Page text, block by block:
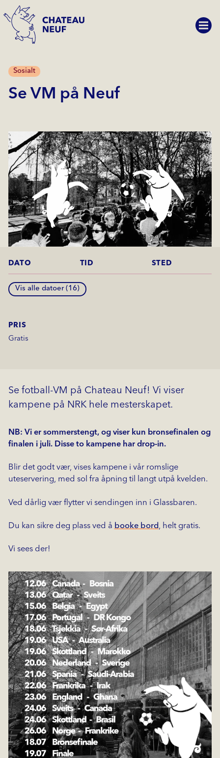
Sosialt
Se VM på Neuf
PRIS
Gratis
DATO TID STED
Vis alle datoer (16)
Se fotball-VM på Chateau Neuf! Vi viser
kampene på NRK hele mesterskapet.
NB: Vi er sommerstengt, og viser kun bronsefinalen og
finalen i juli. Disse to kampene har drop-in.
Blir det godt vær, vises kampene i vår romslige
uteservering, med sol fra åpning til langt utpå kvelden.
Ved dårlig vær flytter vi sendingen inn i Glassbaren.
Du kan sikre deg plass ved å booke bord, helt gratis.
Vi sees der!